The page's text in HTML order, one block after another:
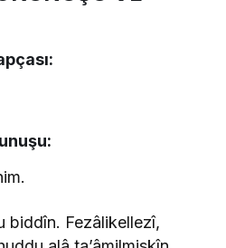
biddîn. Fezâlikellezî,